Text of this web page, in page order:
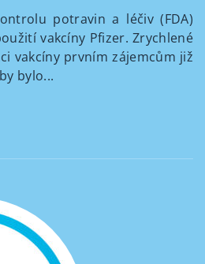
potravin a léčiv (FDA)
vakcíny Pfizer. Zrychlené
vakcíny prvním zájemcům již
bylo...